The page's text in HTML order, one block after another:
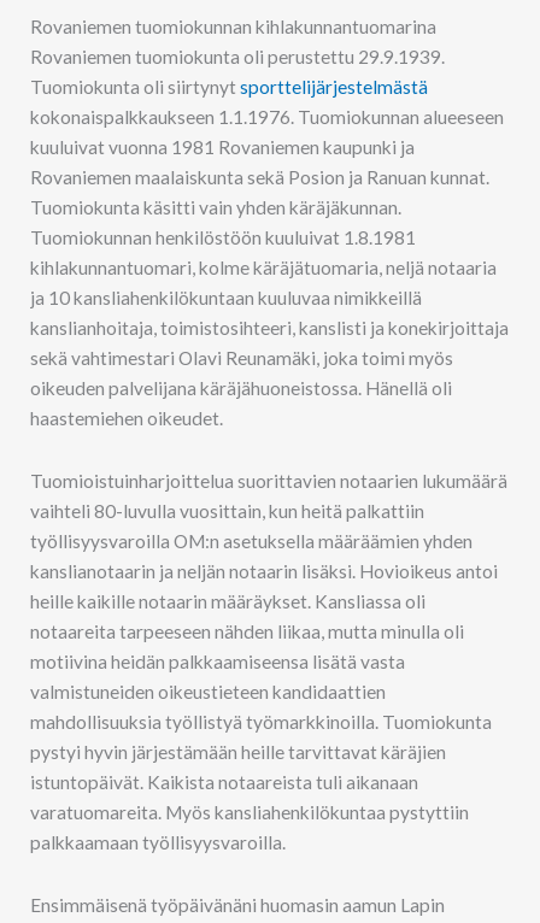
Rovaniemen tuomiokunnan kihlakunnantuomarina
Rovaniemen tuomiokunta oli perustettu 29.9.1939.
Tuomiokunta oli siirtynytsporttelijärjestelmästä
kokonaispalkkaukseen 1.1.1976. Tuomiokunnan alueeseen
kuuluivat vuonna 1981 Rovaniemen kaupunki ja
Rovaniemen maalaiskunta sekä Posion ja Ranuan kunnat.
Tuomiokunta käsitti vain yhden käräjäkunnan.
Tuomiokunnan henkilöstöön kuuluivat 1.8.1981
kihlakunnantuomari, kolme käräjätuomaria, neljä notaaria
ja 10 kansliahenkilökuntaan kuuluvaa nimikkeillä
kanslianhoitaja, toimistosihteeri, kanslisti ja konekirjoittaja
sekä vahtimestari Olavi Reunamäki, joka toimi myös
oikeuden palvelijana käräjähuoneistossa. Hänellä oli
haastemiehen oikeudet.
Tuomioistuinharjoittelua suorittavien notaarien lukumäärä
vaihteli 80-luvulla vuosittain, kun heitä palkattiin
työllisyysvaroilla OM:n asetuksella määräämien yhden
kanslianotaarin ja neljän notaarin lisäksi. Hovioikeus antoi
heille kaikille notaarin määräykset. Kansliassa oli
notaareita tarpeeseen nähden liikaa, mutta minulla oli
motiivina heidän palkkaamiseensa lisätä vasta
valmistuneiden oikeustieteen kandidaattien
mahdollisuuksia työllistyä työmarkkinoilla. Tuomiokunta
pystyi hyvin järjestämään heille tarvittavat käräjien
istuntopäivät. Kaikista notaareista tuli aikanaan
varatuomareita. Myös kansliahenkilökuntaa pystyttiin
palkkaamaan työllisyysvaroilla.
Ensimmäisenä työpäivänäni huomasin aamun Lapin